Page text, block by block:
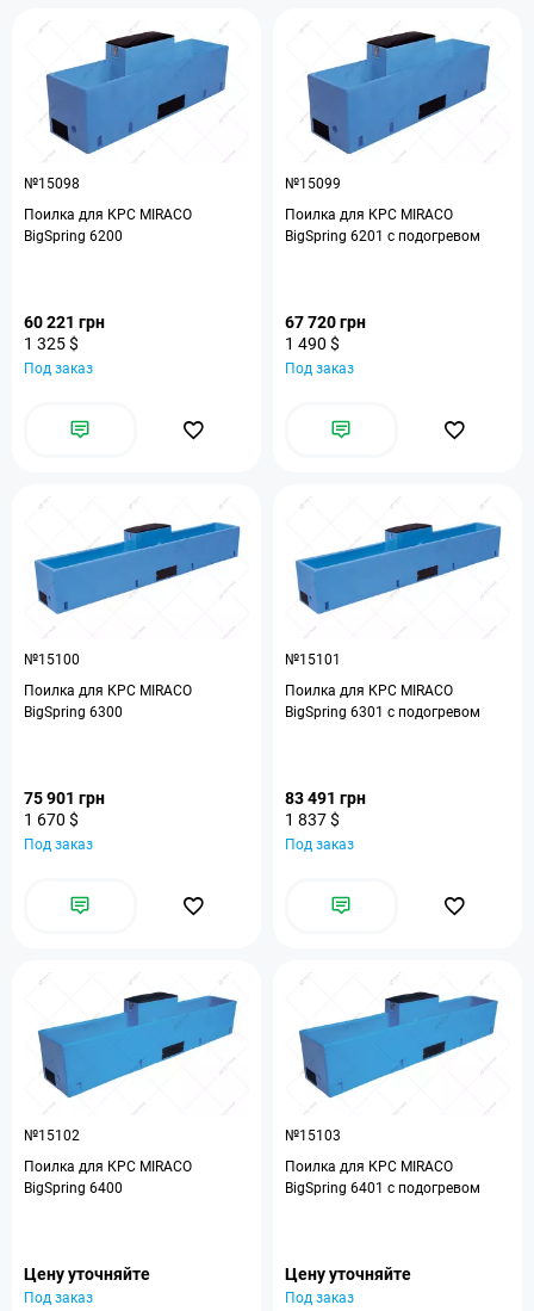
№15098
Поилка для КРС MIRACO
BigSpring 6200
60 221 грн
1 325 $
Под заказ
№15099
Поилка для КРС MIRACO
BigSpring 6201 с подогревом
67 720 грн
1 490 $
Под заказ
№15100
Поилка для КРС MIRACO
BigSpring 6300
75 901 грн
1 670 $
Под заказ
№15101
Поилка для КРС MIRACO
BigSpring 6301 с подогревом
83 491 грн
1 837 $
Под заказ
№15102
Поилка для КРС MIRACO
BigSpring 6400
Цену уточняйте
Под заказ
№15103
Поилка для КРС MIRACO
BigSpring 6401 с подогревом
Цену уточняйте
Под заказ